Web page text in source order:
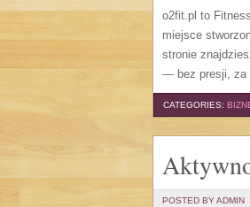
o2fit.pl to
miejsce
stronie
— bez presji, za
CATEGORIES:
POSTED BY ADMIN